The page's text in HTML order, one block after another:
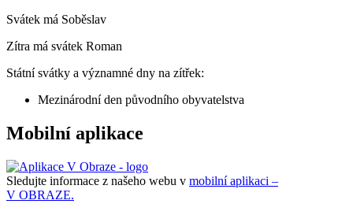
Svátek má Soběslav
Zítra má svátek Roman
Státní svátky a významné dny na zítřek:
Mezinárodní den původního obyvatelstva
Mobilní aplikace
Sledujte informace z našeho webu v mobilní aplikaci –
V OBRAZE.